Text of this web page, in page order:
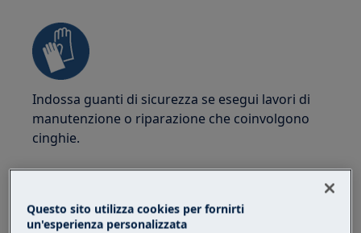
Indossa guanti di sicurezza se esegui lavori di
manutenzione o riparazione che coinvolgono
cinghie.
Questo sito utilizza cookies per fornirti
un'esperienza personalizzata